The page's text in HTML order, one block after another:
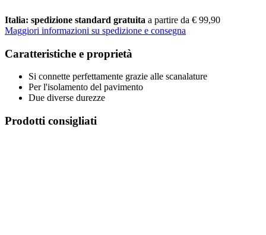
Italia: spedizione standard gratuita a partire da € 99,90
Maggiori informazioni su spedizione e consegna
Caratteristiche e proprietà
Si connette perfettamente grazie alle scanalature
Per l'isolamento del pavimento
Due diverse durezze
Prodotti consigliati